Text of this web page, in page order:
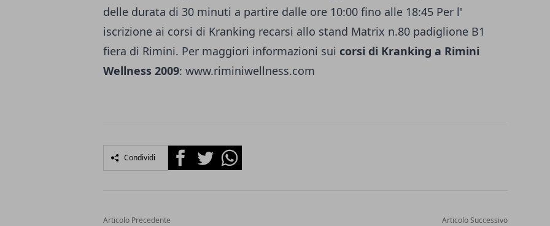
delle durata di 30 minuti a partire dalle ore 10:00 fino alle 18:45 Per l'
iscrizione ai corsi di Kranking recarsi allo stand Matrix n.80 padiglione B1
fiera di Rimini. Per maggiori informazioni sui corsi di Kranking a Rimini
Wellness 2009: www.riminiwellness.com
Condividi FacebookTwitterWhatsapp
Articolo Precedente Articolo Successivo